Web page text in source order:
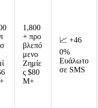
1,800
+ προ
βλεπό
μενο
Ζημίε
ς $80
M+
📈 +46
0%
Ευάλωτο
σε SMS